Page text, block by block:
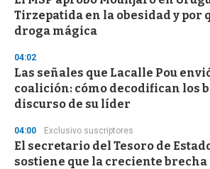
o
f
3
s
e
c
o
n
Tirzepatida en la obesidad y por
droga mágica
04:02
Las señales que Lacalle Pou
coalición: cómo decodifican los
discurso de su líder
04:00 Exclusivo suscriptores
El secretario del Tesoro de
sostiene que la creciente